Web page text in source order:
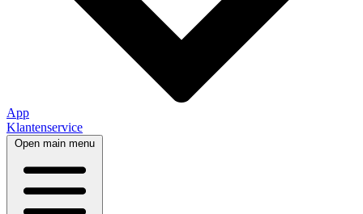
App
Klantenservice
Open main menu